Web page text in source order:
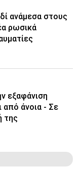
ανάμεσα στους
ρωσικά
εξαφάνιση
από άνοια - Σε
της